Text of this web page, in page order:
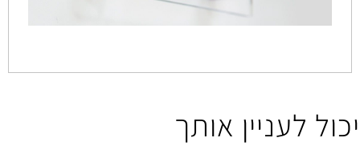
יכול לעניין אותך